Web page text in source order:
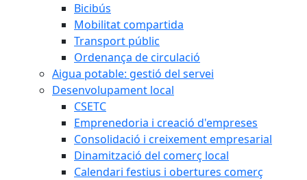
Bicibús
Mobilitat compartida
Transport públic
Ordenança de circulació
Aigua potable: gestió del servei
Desenvolupament local
CSETC
Emprenedoria i creació d'empreses
Consolidació i creixement empresarial
Dinamització del comerç local
Calendari festius i obertures comerç